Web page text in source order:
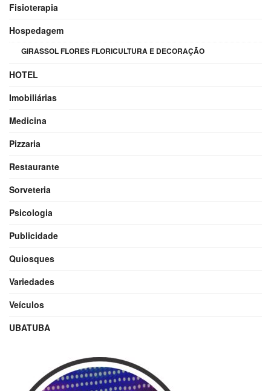
Fisioterapia
Hospedagem
GIRASSOL FLORES FLORICULTURA E DECORAÇÃO
HOTEL
Imobiliárias
Medicina
Pizzaria
Restaurante
Sorveteria
Psicologia
Publicidade
Quiosques
Variedades
Veículos
UBATUBA